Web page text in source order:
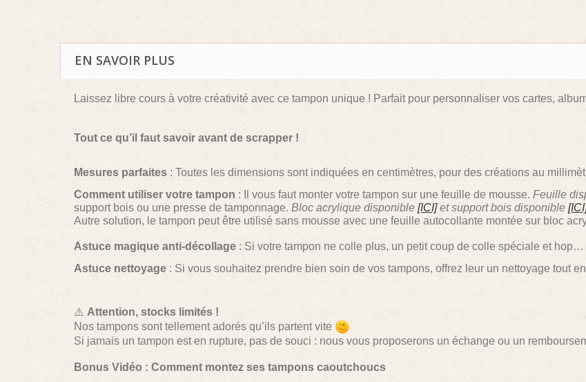
EN SAVOIR PLUS
Laissez libre cours à votre créativité avec ce tampon unique ! Parfait pour personnaliser vos cartes,
Tout ce qu’il faut savoir avant de scrapper !
Mesures parfaites : Toutes les dimensions sont indiquées en centimètres, pour des créations au
Comment utiliser votre tampon : Il vous faut monter votre tampon sur une feuille de mousse. Feuille
support bois ou une presse de tamponnage. Bloc acrylique disponible [ICI]et support bois disponible
Autre solution, le tampon peut être utilisé sans mousse avec une feuille autocollante montée sur bloc
Astuce magique anti-décollage : Si votre tampon ne colle plus, un petit coup de colle spéciale et hop…
Astuce nettoyage : Si vous souhaitez prendre bien soin de vos tampons, offrez leur un nettoyage tout
⚠️ Attention, stocks limités !
Nos tampons sont tellement adorés qu’ils partent vite
Si jamais un tampon est en rupture, pas de souci : nous vous proposerons un échange ou un
Bonus Vidéo : Comment montez ses tampons caoutchoucs